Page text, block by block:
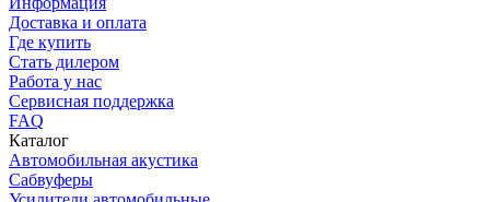
Доставка и оплата
Где купить
Стать дилером
Работа у нас
Сервисная поддержка
FAQ
Каталог
Автомобильная акустика
Сабвуферы